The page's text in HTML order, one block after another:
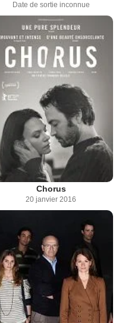
Date de sortie inconnue
Chorus
20 janvier 2016